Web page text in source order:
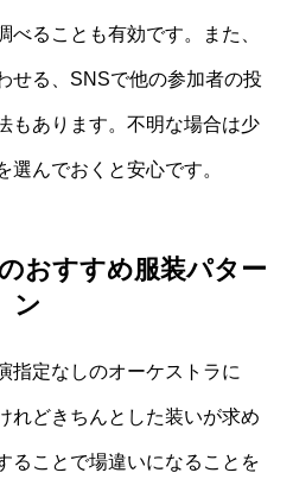
べることも有効です。また、
せる、SNSで他の参加者の投
もあります。不明な場合は少
選んでおくと安心です。
おすすめ服装パター
ン
指定なしのオーケストラに
れどきちんとした装いが求め
ることで場違いになることを